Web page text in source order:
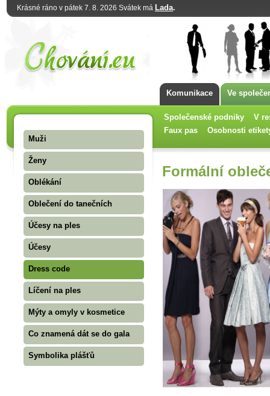
Krásné ráno v pátek 7. 8. 2026 Svátek má Lada.
Komunikace Ve
Společenské podniky
V
Faux pas
Osobnosti
Muži
Ženy
Oblékání
Oblečení do tanečních
Účesy na ples
Účesy
Dress code
Líčení na ples
Mýty a omyly v kosmetice
Co znamená dát se do gala
Symbolika plášťů
Formální